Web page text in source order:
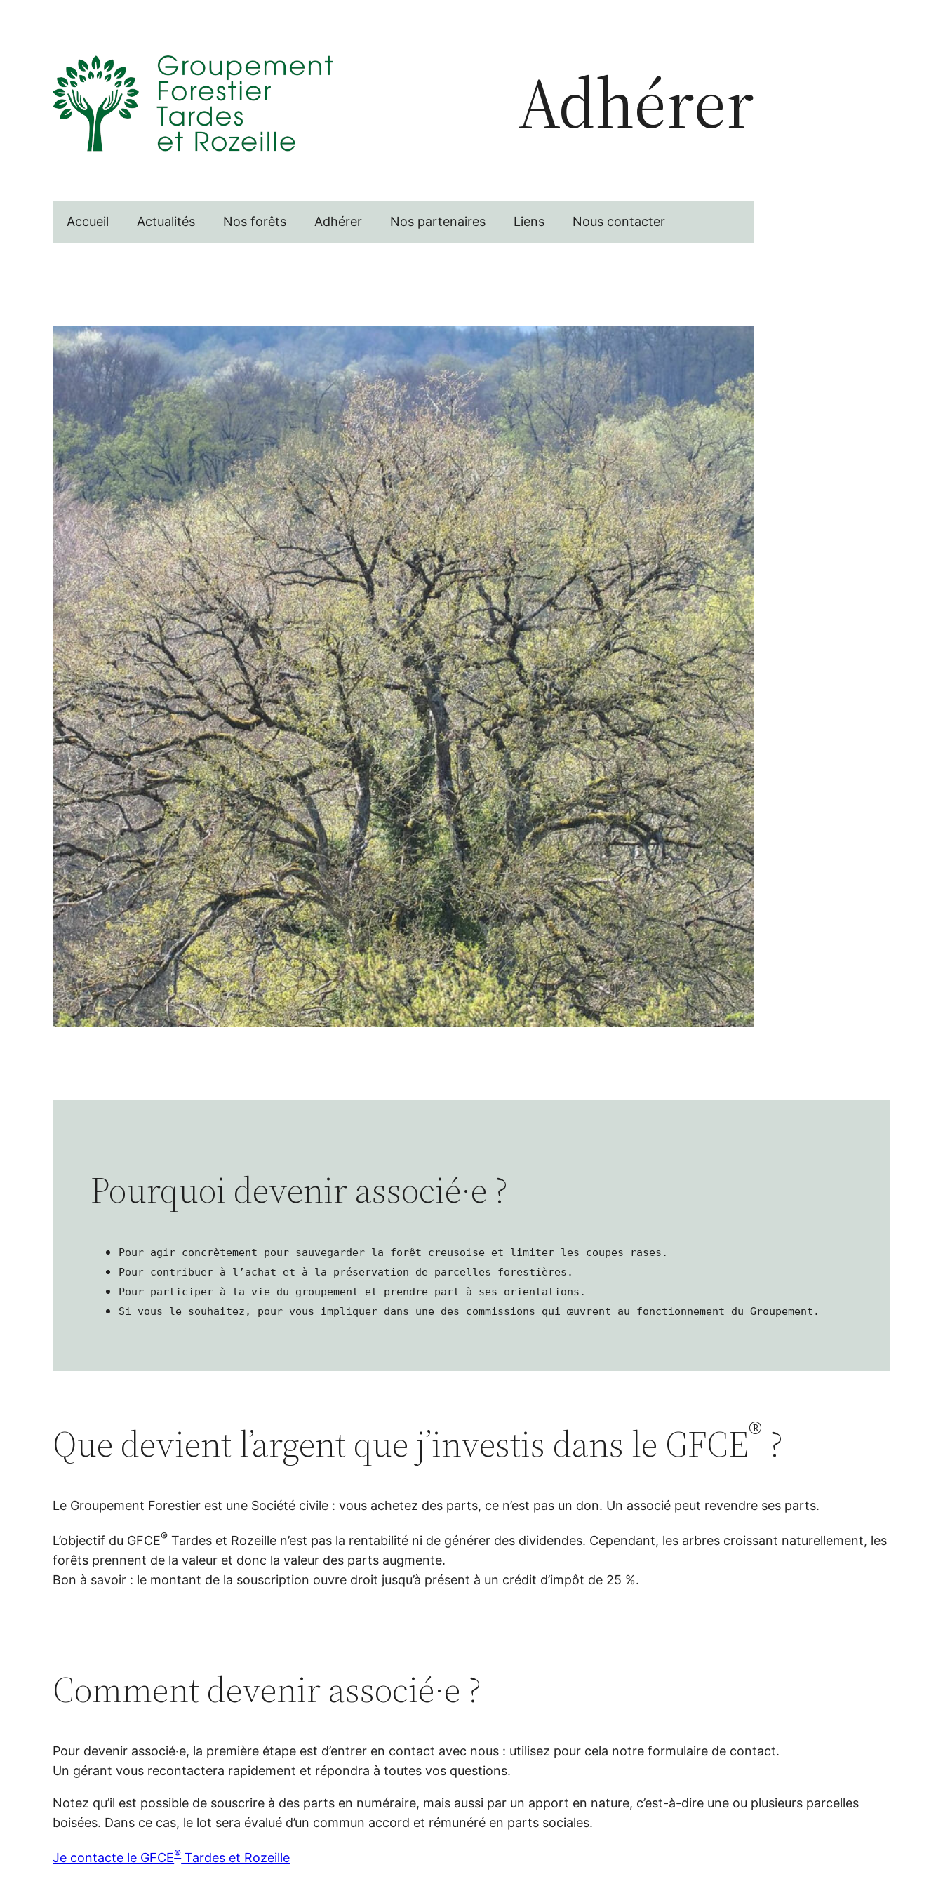
Adhérer
Accueil Actualités Nos forêts Adhérer Nos partenaires Liens Nous contacter
Pourquoi devenir associé·e ?
Pour agir concrètement pour sauvegarder la forêt creusoise et limiter les coupes rases.
Pour contribuer à l’achat et à la préservation de parcelles forestières.
Pour participer à la vie du groupement et prendre part à ses orientations.
Si vous le souhaitez, pour vous impliquer dans une des commissions qui œuvrent au fonctionnement du Groupement.
Que devient l’argent que j’investis dans le GFCE® ?
Le Groupement Forestier est une Société civile : vous achetez des parts, ce n’est pas un don. Un associé peut revendre ses parts.
L’objectif du GFCE® Tardes et Rozeille n’est pas la rentabilité ni de générer des dividendes. Cependant, les arbres croissant naturellement, les
forêts prennent de la valeur et donc la valeur des parts augmente.
Bon à savoir : le montant de la souscription ouvre droit jusqu’à présent à un crédit d’impôt de 25 %.
Comment devenir associé·e ?
Pour devenir associé·e, la première étape est d’entrer en contact avec nous : utilisez pour cela notre formulaire de contact.
Un gérant vous recontactera rapidement et répondra à toutes vos questions.
Notez qu’il est possible de souscrire à des parts en numéraire, mais aussi par un apport en nature, c’est-à-dire une ou plusieurs parcelles
boisées. Dans ce cas, le lot sera évalué d’un commun accord et rémunéré en parts sociales.
Je contacte le GFCE®Tardes et Rozeille